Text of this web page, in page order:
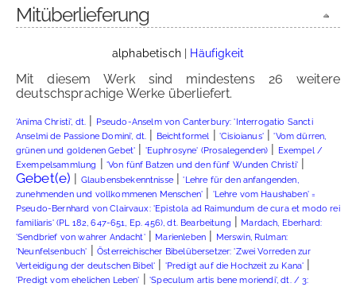
Mitüberlieferung
alphabetisch| Häufigkeit
Mit diesem Werk sind mindestens 26 weitere
deutschsprachige Werke überliefert.
'Anima Christi', dt. | Pseudo-Anselm von Canterbury: 'Interrogatio Sancti
Anselmi de Passione Domini', dt. | Beichtformel |'Cisioianus'|'Vom dürren,
grünen und goldenen Gebet' | 'Euphrosyne' (Prosalegenden) | Exempel /
Exempelsammlung | 'Von fünf Batzen und den fünf Wunden Christi' |
Gebet(e) | Glaubensbekenntnisse|'Lehre für den anfangenden,
zunehmenden und vollkommenen Menschen' | 'Lehre vom Haushaben' =
Pseudo-Bernhard von Clairvaux: 'Epistola ad Raimundum de cura et modo rei
familiaris' (PL 182, 647-651, Ep. 456), dt. Bearbeitung | Mardach, Eberhard:
'Sendbrief von wahrer Andacht'| Marienleben | Merswin, Rulman:
'Neunfelsenbuch' |Österreichischer Bibelübersetzer: 'Zwei Vorreden zur
Verteidigung der deutschen Bibel' | 'Predigt auf die Hochzeit zu Kana' |
'Predigt vom ehelichen Leben' |'Speculum artis bene moriendi', dt. / 3: